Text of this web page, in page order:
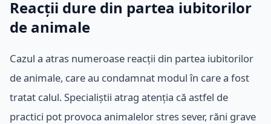
Reacții dure din partea iubitorilor
de animale
Cazul a atras numeroase reacții din partea iubitorilor
de animale, care au condamnat modul în care a fost
tratat calul. Specialiștii atrag atenția că astfel de
practici pot provoca animalelor stres sever, răni grave